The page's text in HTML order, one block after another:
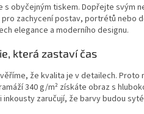
s obyčejným tiskem. Dopřejte svým
zachycení postav, portrétů nebo
elegance a moderního designu.
která zastaví čas
věříme, že kvalita je v detailech.
340 g/m² získáte obraz s
zaručují, že barvy budou